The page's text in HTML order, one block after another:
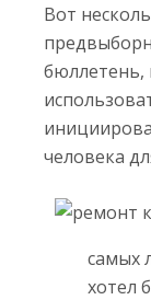
Вот
бюллетень,
человека
самых
хотел